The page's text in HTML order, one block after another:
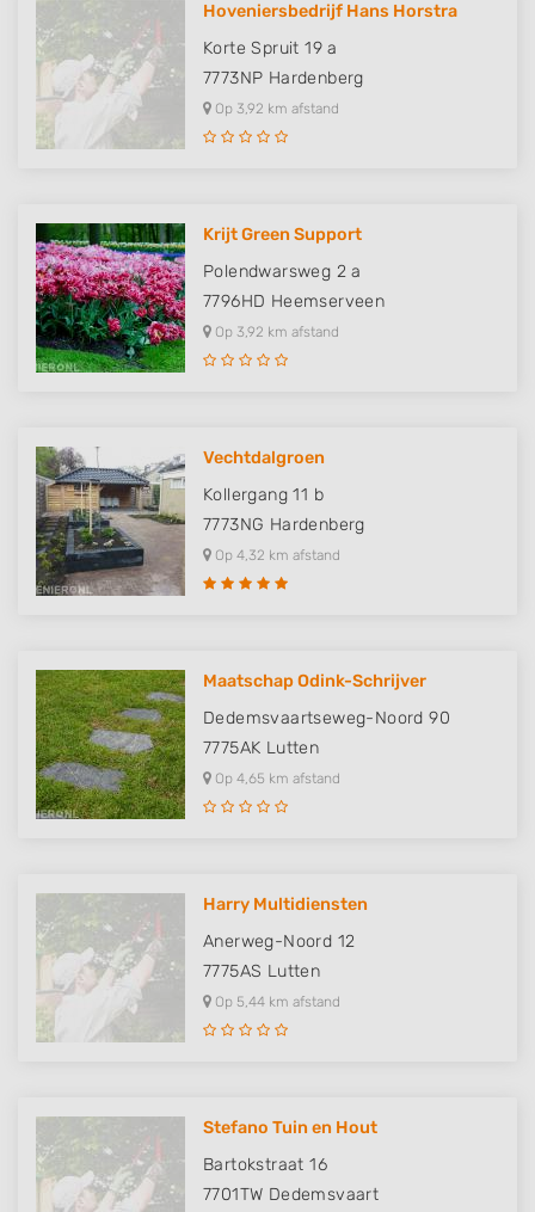
Hoveniersbedrijf Hans Horstra
Korte Spruit 19 a
7773NP Hardenberg
Op 3,92 km afstand
Krijt Green Support
Polendwarsweg 2 a
7796HD Heemserveen
Op 3,92 km afstand
Vechtdalgroen
Kollergang 11 b
7773NG Hardenberg
Op 4,32 km afstand
Maatschap Odink-Schrijver
Dedemsvaartseweg-Noord 90
7775AK Lutten
Op 4,65 km afstand
Harry Multidiensten
Anerweg-Noord 12
7775AS Lutten
Op 5,44 km afstand
Stefano Tuin en Hout
Bartokstraat 16
7701TW Dedemsvaart